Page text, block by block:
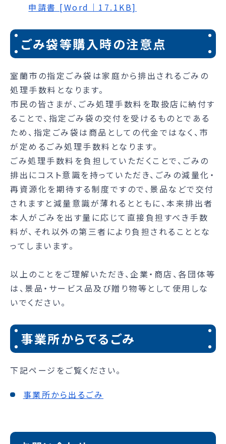
申請書 [Word｜17.1KB]
ごみ袋等購入時の注意点
室蘭市の指定ごみ袋は家庭から排出されるごみの
処理手数料となります。
市民の皆さまが、ごみ処理手数料を取扱店に納付す
ることで、指定ごみ袋の交付を受けるものとである
ため、指定ごみ袋は商品としての代金ではなく、市
が定めるごみ処理手数料となります。
ごみ処理手数料を負担していただくことで、ごみの
排出にコスト意識を持っていただき、ごみの減量化・
再資源化を期待する制度ですので、景品などで交付
されますと減量意識が薄れるとともに、本来排出者
本人がごみを出す量に応じて直接負担すべき手数
料が、それ以外の第三者により負担されることとな
ってしまいます。
以上のことをご理解いただき、企業・商店、各団体等
は、景品・サービス品及び贈り物等として使用しな
いでください。
事業所からでるごみ
下記ページをご覧ください。
事業所から出るごみ